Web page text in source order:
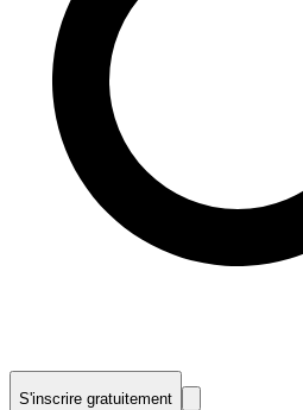
S'inscrire gratuitement